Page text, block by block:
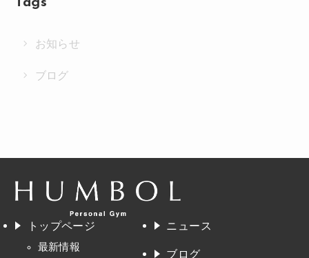
Tags
お知らせ
ブログ
トップページ
最新情報
ニュース
ブログ